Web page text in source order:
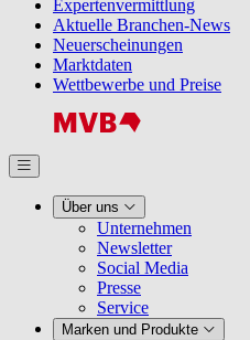
Expertenvermittlung
Aktuelle Branchen-News
Neuerscheinungen
Marktdaten
Wettbewerbe und Preise
Über uns
Unternehmen
Newsletter
Social Media
Presse
Service
Marken und Produkte